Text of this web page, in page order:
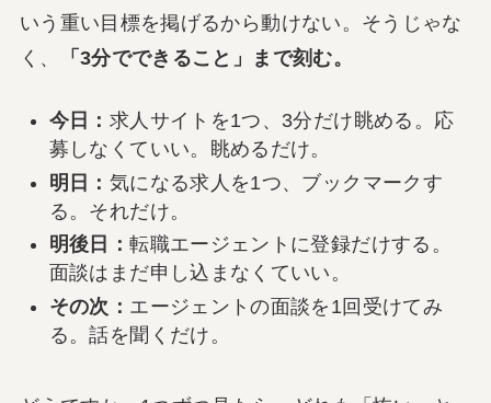
いう重い目標を掲げるから動けない。そうじゃな
く、
「3分でできること」まで刻む。
今日： 求人サイトを1つ、3分だけ眺める。応
募しなくていい。眺めるだけ。
明日： 気になる求人を1つ、ブックマークす
る。それだけ。
明後日：転職エージェントに登録だけする。
面談はまだ申し込まなくていい。
その次： エージェントの面談を1回受けてみ
る。話を聞くだけ。